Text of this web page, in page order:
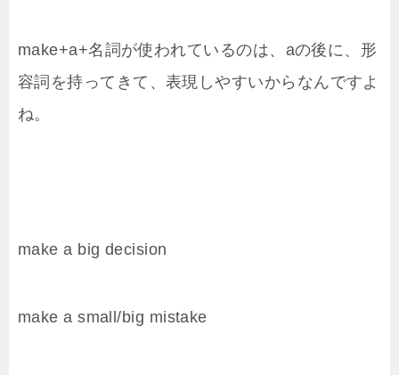
make+a+名詞が使われているのは、aの後に、形
容詞を持ってきて、表現しやすいからなんですよ
ね。
make a big decision
make a small/big mistake